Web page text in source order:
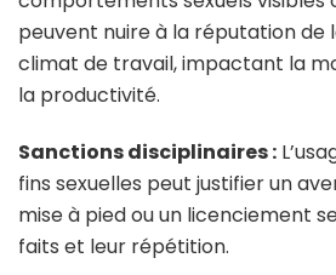
peuvent nuire à la réputation de
climat de travail, impactant la
la productivité.
Sanctions disciplinaires :
fins sexuelles peut justifier un
mise à pied ou un licenciement
faits et leur répétition.